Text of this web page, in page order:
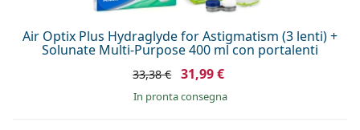
Air Optix Plus Hydraglyde for Astigmatism (3 lenti) +
Solunate Multi-Purpose 400 ml con portalenti
33,38 € 31,99 €
in pronta consegna